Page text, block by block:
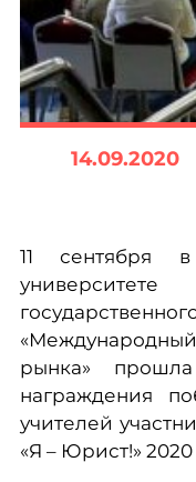
14.09.2020
11 сентября
университете
рынка»
награждения
учителей
«Я – Юрист!» 2020